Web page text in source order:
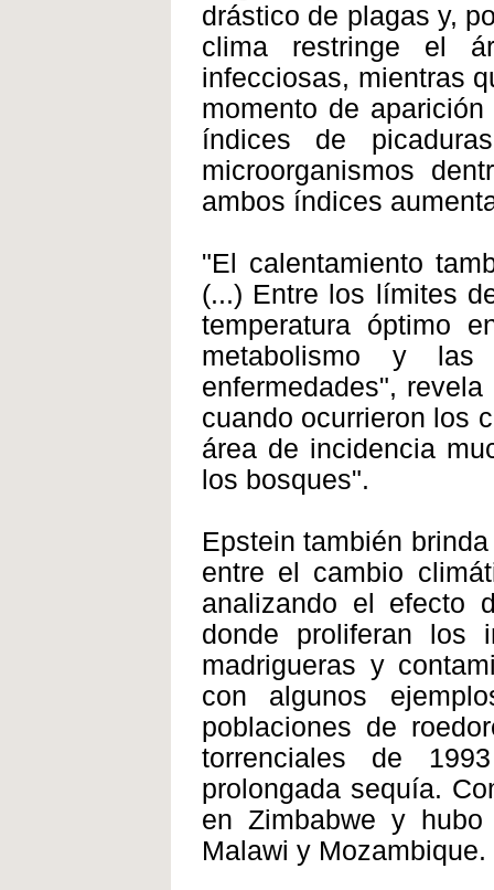
drástico de plagas y,
clima restringe el
infecciosas, mientras
momento de
índices de
microorganismos
ambos índices
"El calentamiento
(...) Entre los límites
temperatura óptimo
metabolismo y las
enfermedades",
cuando ocurrieron los
área de incidencia
los bosques".
Epstein también
entre el cambio
analizando el efecto
donde proliferan los
madrigueras y
con algunos
poblaciones de
torrenciales de
prolongada sequía.
en Zimbabwe y
Malawi y Mozambique.